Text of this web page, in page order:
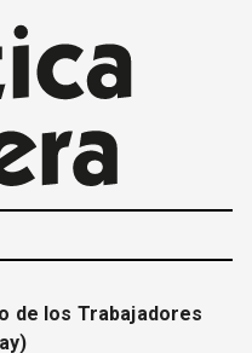
de los Trabajadores